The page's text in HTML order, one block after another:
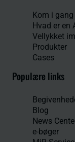
Kom i gang
Hvad er en
Vellykket
Produkter
Cases
Populære links
Blog
News
e-bøger